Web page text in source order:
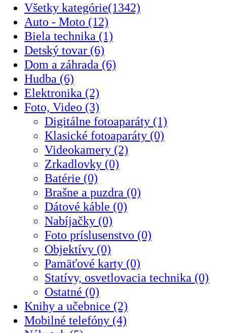
Všetky kategórie(1342)
Auto - Moto (12)
Biela technika (1)
Detský tovar (6)
Dom a záhrada (6)
Hudba (6)
Elektronika (2)
Foto, Video (3)
Digitálne fotoaparáty (1)
Klasické fotoaparáty (0)
Videokamery (2)
Zrkadlovky (0)
Batérie (0)
Brašne a puzdra (0)
Dátové káble (0)
Nabíjačky (0)
Foto príslusenstvo (0)
Objektívy (0)
Pamäťové karty (0)
Statívy, osvetlovacia technika (0)
Ostatné (0)
Knihy a učebnice (2)
Mobilné telefóny (4)